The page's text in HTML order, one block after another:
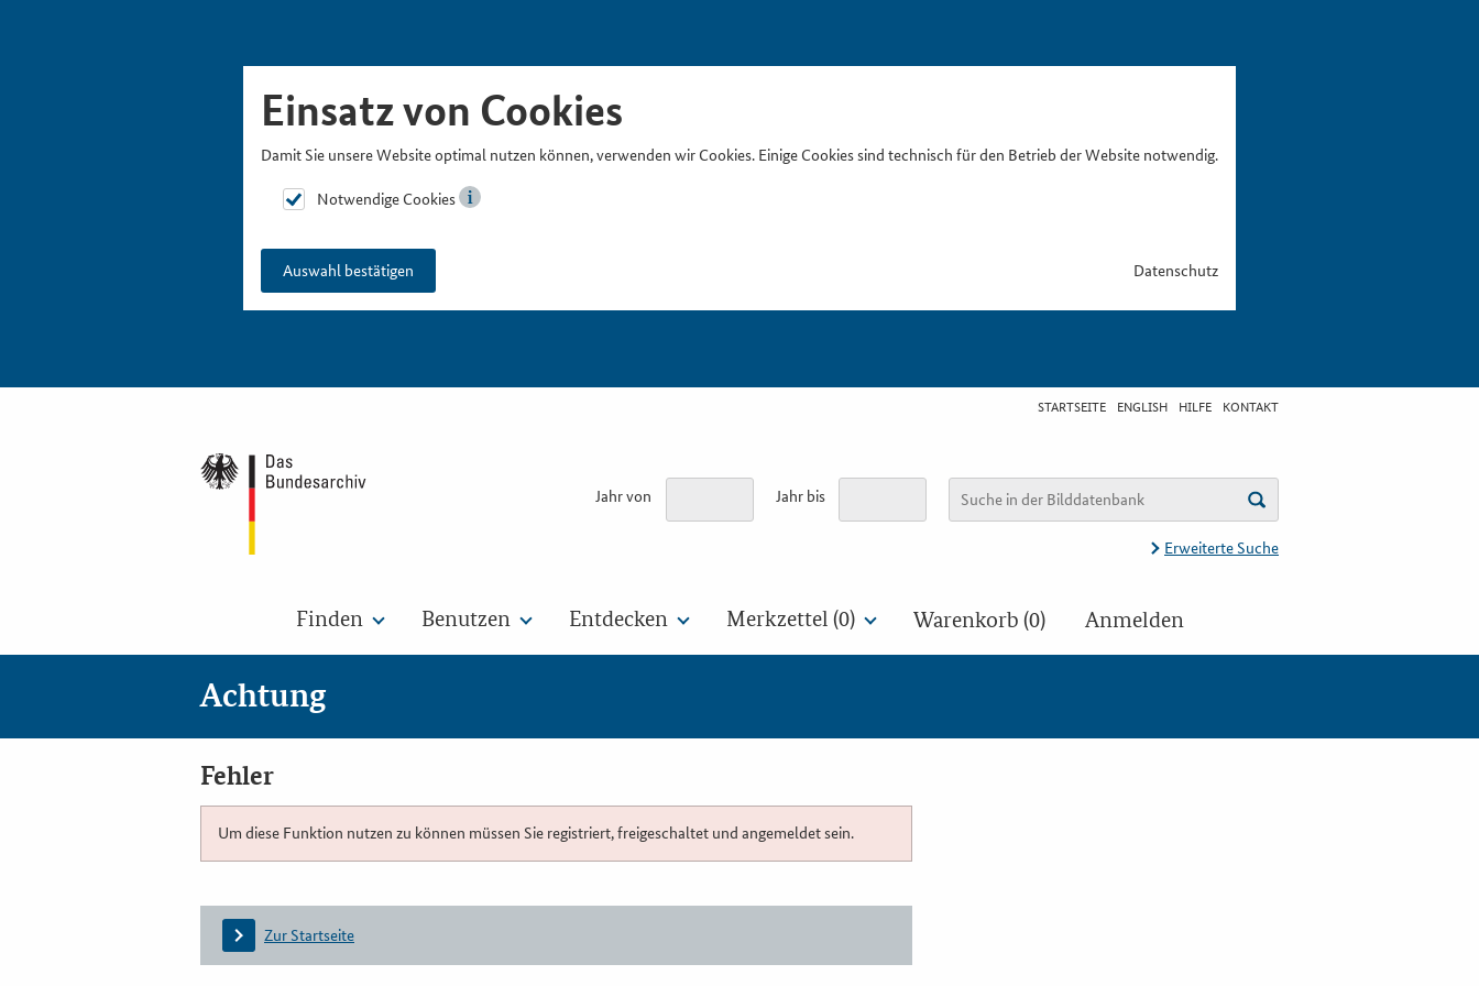
Einsatz von Cookies
Damit Sie unsere Website optimal nutzen können, verwenden wir Cookies. Einige Cookies sind technisch für den Betrieb der Website notwendig.
Notwendige Cookies
Auswahl bestätigen Datenschutz
STARTSEITE ENGLISH HILFE KONTAKT
Jahr von Jahr bis
Erweiterte Suche
Finden Benutzen Entdecken Merkzettel (0) Warenkorb (0) Anmelden
Achtung
Fehler
Um diese Funktion nutzen zu können müssen Sie registriert, freigeschaltet und angemeldet sein.
Zur Startseite